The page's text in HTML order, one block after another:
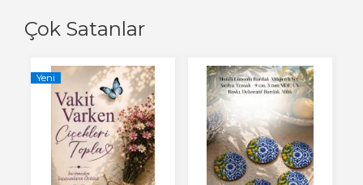
Çok Satanlar
Yeni